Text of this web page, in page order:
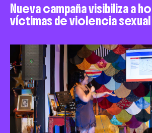
Nueva campaña visibiliza a
víctimas de violencia sexual